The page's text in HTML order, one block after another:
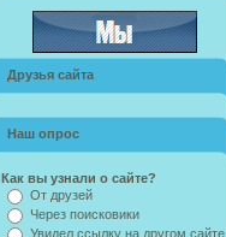
Друзья сайта
Наш опрос
Как вы узнали о сайте?
От друзей
Через поисковики
Увидел ссылку на другом сайте